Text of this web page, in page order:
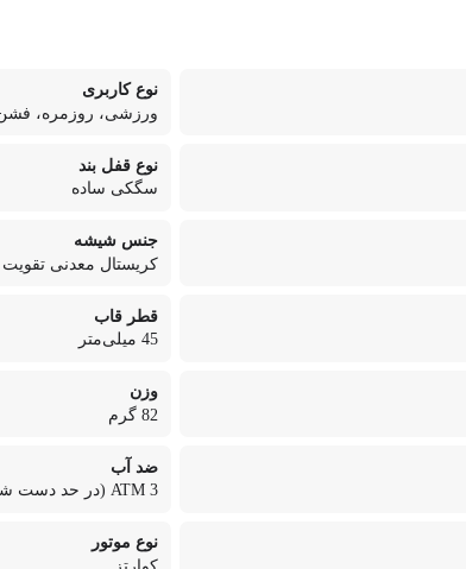
نوع کاربری
ورزشی، روزمره،
نوع قفل بند
سگکی ساده
جنس شیشه
کریستال معدنی
قطر قاب
45 میلی‌‌متر
وزن
82 گرم
ضد آب
3 ATM (در حد دست شستن)
نوع موتور